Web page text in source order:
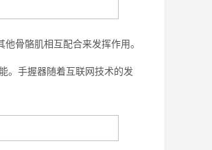
骨骼肌相互配合来发挥作用。
手握器随着互联网技术的发